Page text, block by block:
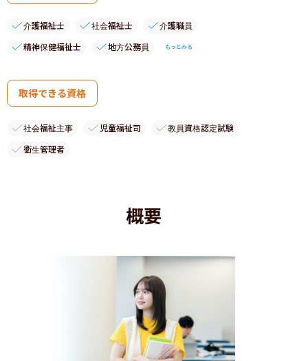
介護福祉士 社会福祉士
介護職員
精神保健福祉士
地方公務員 もっとみる
取得できる資格
社会福祉主事 児童福祉司
教員資格認定試験
衛生管理者
概要